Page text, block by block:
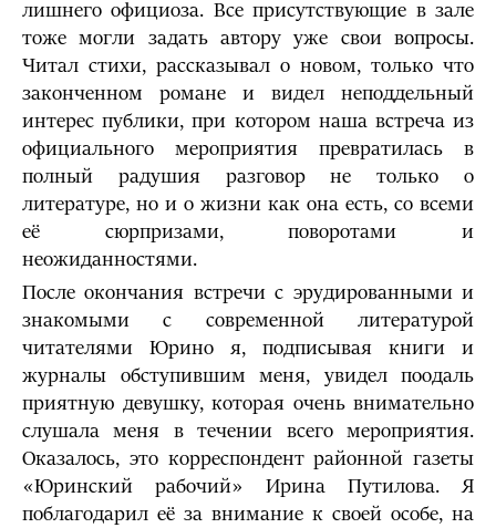
лишнего официоза. Все присутствующие в зале
тоже могли задать автору уже свои вопросы.
Читал стихи, рассказывал о новом, только что
законченном романе и видел неподдельный
интерес публики, при котором наша встреча из
официального мероприятия превратилась в
полный радушия разговор не только о
литературе, но и о жизни как она есть, со всеми
её сюрпризами, поворотами и
неожиданностями.
После окончания встречи с эрудированными и
знакомыми с современной литературой
читателями Юрино я, подписывая книги и
журналы обступившим меня, увидел поодаль
приятную девушку, которая очень внимательно
слушала меня в течении всего мероприятия.
Оказалось, это корреспондент районной газеты
«Юринский рабочий» Ирина Путилова. Я
поблагодарил её за внимание к своей особе, на